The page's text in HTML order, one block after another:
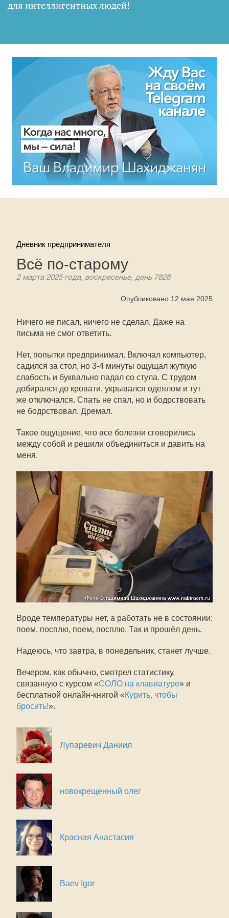
для интеллигентных людей!
Дневник предпринимателя
Всё по-старому
2 марта 2025 года, воскресенье, день 7828
Опубликовано 12 мая 2025
Ничего не писал, ничего не сделал. Даже на
письма не смог ответить.
Нет, попытки предпринимал. Включал компьютер,
садился за стол, но 3-4 минуты ощущал жуткую
слабость и буквально падал со стула. С трудом
добирался до кровати, укрывался одеялом и тут
же отключался. Спать не спал, но и бодрствовать
не бодрствовал. Дремал.
Такое ощущение, что все болезни сговорились
между собой и решили объединиться и давить на
меня.
Вроде температуры нет, а работать не в состоянии:
поем, посплю, поем, посплю. Так и прошёл день.
Надеюсь, что завтра, в понедельник, станет лучше.
Вечером, как обычно, смотрел статистику,
связанную с курсом «СОЛО на клавиатуре» и
бесплатной онлайн-книгой «Курить, чтобы
бросить!».
Лупаревич Даниил
новокрещенный олег
Красная Анастасия
Baev Igor